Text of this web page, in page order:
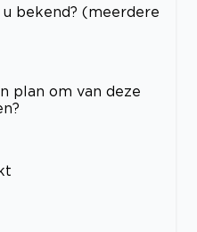
bekend? (meerdere
plan om van deze